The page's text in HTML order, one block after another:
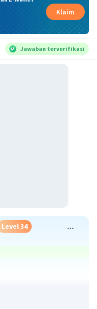
Klaim
Jawaban terverifikasi
Level 34